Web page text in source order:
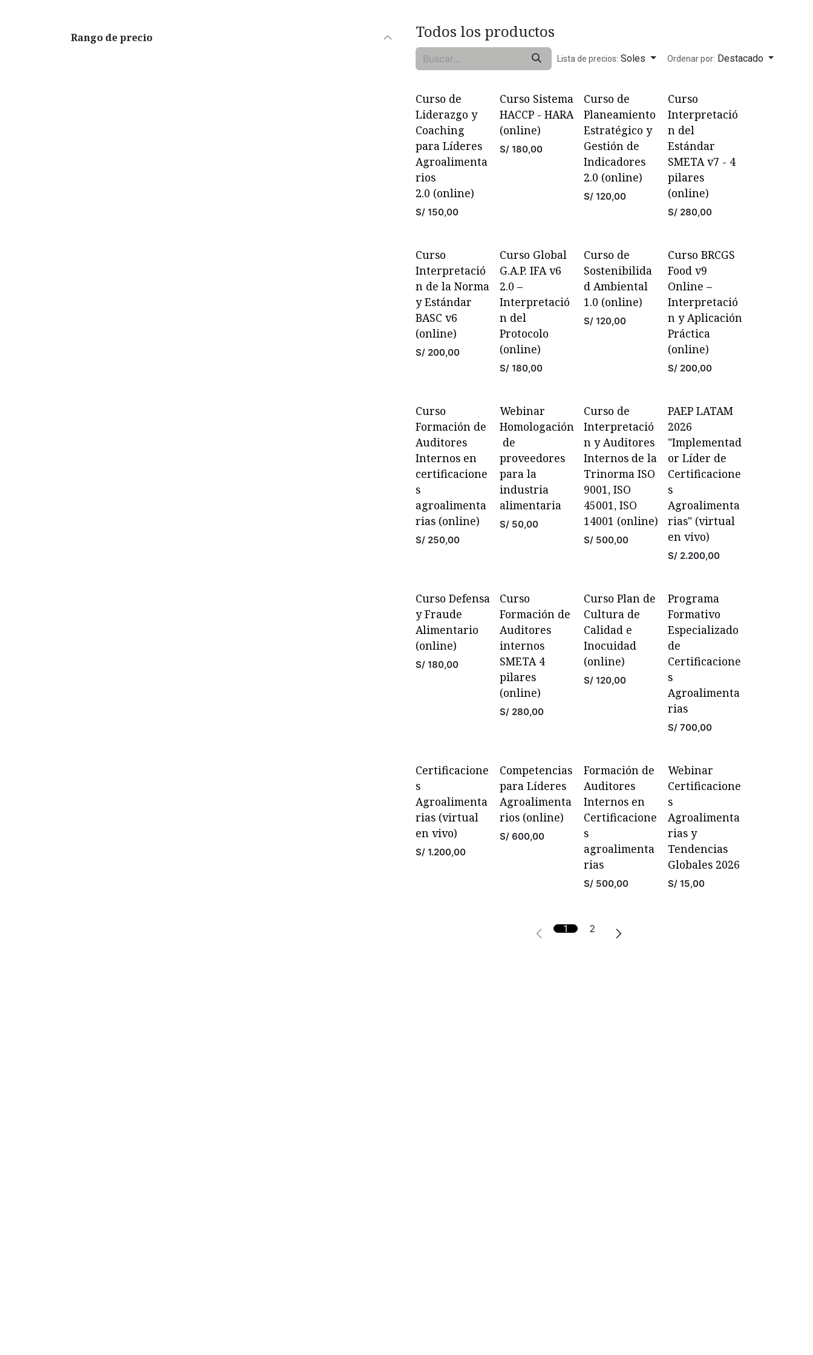
Rango de precio Todos los productos
Lista de precios: Soles Ordenar por: Destacado
Venta
Curso de
Liderazgo y
Coaching
para Líderes
Agroalimenta
rios
2.0 (online)
S/ 150,00
Curso Sistema
HACCP - HARA
(online)
S/ 180,00
Curso de
Planeamiento
Estratégico y
Gestión de
Indicadores
2.0 (online)
S/ 120,00
Curso
Interpretació
n del
Estándar
SMETA v7 - 4
pilares
(online)
S/ 280,00
Curso
Interpretació
n de la Norma
y Estándar
BASC v6
(online)
S/ 200,00
Curso Global
G.A.P. IFA v6
2.0 –
Interpretació
n del
Protocolo
(online)
S/ 180,00
Curso de
Sostenibilida
d Ambiental
1.0 (online)
S/ 120,00
Curso BRCGS
Food v9
Online –
Interpretació
n y Aplicación
Práctica
(online)
S/ 200,00
Curso
Formación de
Auditores
Internos en
certificacione
s
agroalimenta
rias (online)
S/ 250,00
Webinar
Homologación
de
proveedores
para la
industria
alimentaria
S/ 50,00
Curso de
Interpretació
n y Auditores
Internos de la
Trinorma ISO
9001, ISO
45001, ISO
14001 (online)
S/ 500,00
PAEP LATAM
2026
"Implementad
or Líder de
Certificacione
s
Agroalimenta
rias" (virtual
en vivo)
S/ 2.200,00
Curso Defensa
y Fraude
Alimentario
(online)
S/ 180,00
Curso
Formación de
Auditores
internos
SMETA 4
pilares
(online)
S/ 280,00
Curso Plan de
Cultura de
Calidad e
Inocuidad
(online)
S/ 120,00
Programa
Formativo
Especializado
de
Certificacione
s
Agroalimenta
rias
S/ 700,00
Certificacione
s
Agroalimenta
rias (virtual
en vivo)
S/ 1.200,00
Competencias
para Líderes
Agroalimenta
rios (online)
S/ 600,00
Formación de
Auditores
Internos en
Certificacione
s
agroalimenta
rias
S/ 500,00
Webinar
Certificacione
s
Agroalimenta
rias y
Tendencias
Globales 2026
S/ 15,00
1 2